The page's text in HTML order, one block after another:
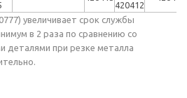
420412
увеличивает срок службы
в 2 раза по сравнению со
деталями при резке металла